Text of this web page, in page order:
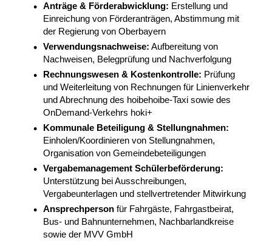
Anträge & Förderabwicklung: Erstellung und
Einreichung von Förderanträgen, Abstimmung mit
der Regierung von Oberbayern
Verwendungsnachweise: Aufbereitung von
Nachweisen, Belegprüfung und Nachverfolgung
Rechnungswesen & Kostenkontrolle: Prüfung
und Weiterleitung von Rechnungen für Linienverkehr
und Abrechnung des hoibehoibe-Taxi sowie des
OnDemand-Verkehrs hoki+
Kommunale Beteiligung & Stellungnahmen:
Einholen/Koordinieren von Stellungnahmen,
Organisation von Gemeindebeteiligungen
Vergabemanagement Schülerbeförderung:
Unterstützung bei Ausschreibungen,
Vergabeunterlagen und stellvertretender Mitwirkung
Ansprechpersonfür Fahrgäste, Fahrgastbeirat,
Bus- und Bahnunternehmen, Nachbarlandkreise
sowie der MVV GmbH